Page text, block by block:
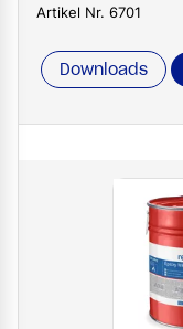
Artikel Nr. 6701
Downloads